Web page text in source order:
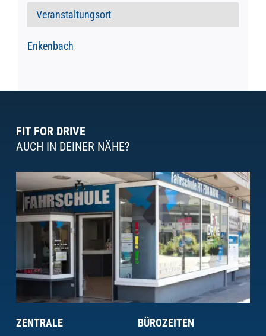
Veranstaltungsort
Enkenbach
FIT FOR DRIVE
AUCH IN DEINER NÄHE?
ZENTRALE BÜROZEITEN